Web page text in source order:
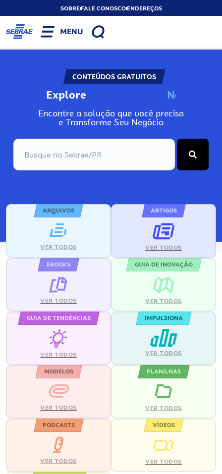
SOBREFALE CONOSCOENDEREÇOS
MENU
CONTEÚDOS GRATUITOS
Explore No
Encontre a solução que você precisa
e Transforme Seu Negócio
ARQUIVOS
VER TODOS
ARTIGOS
VER TODOS
EBOOKS
VER TODOS
GUIA DE INOVAÇÃO
VER TODOS
GUIA DE TENDÊNCIAS
VER TODOS
IMPULSIONA
VER TODOS
MODELOS
VER TODOS
PLANILHAS
VER TODOS
PODCASTS
VER TODOS
VÍDEOS
VER TODOS